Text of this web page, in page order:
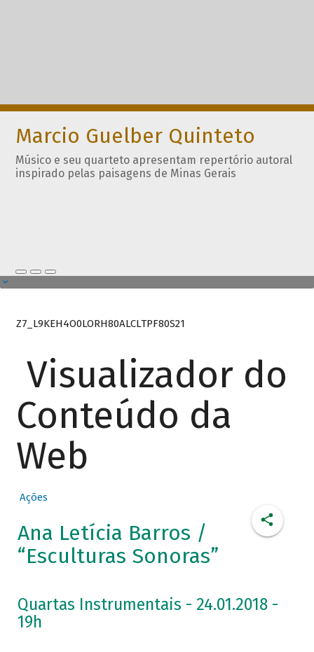
Marcio Guelber Quinteto
Músico e seu quarteto apresentam repertório autoral
inspirado pelas paisagens de Minas Gerais
Z7_L9KEH4O0LORH80ALCLTPF80S21
Visualizador do
Conteúdo da
Web
Ações
Ana Letícia Barros /
“Esculturas Sonoras”
Quartas Instrumentais - 24.01.2018 -
19h